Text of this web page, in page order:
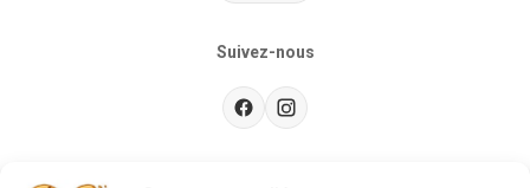
Suivez-nous